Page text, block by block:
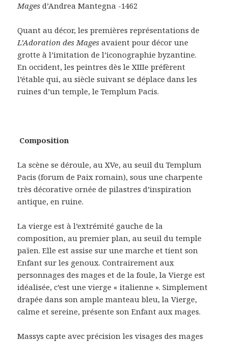
Magesd’Andrea Mantegna -1462
Quant au décor, les premières représentations de
L’Adoration des Magesavaient pour décor une
grotte à l’imitation de l’iconographie byzantine.
En occident, les peintres dès le XIIIe préfèrent
l’étable qui, au siècle suivant se déplace dans les
ruines d’un temple, le Templum Pacis.
Composition
La scène se déroule, au XVe, au seuil du Templum
Pacis (forum de Paix romain), sous une charpente
très décorative ornée de pilastres d’inspiration
antique, en ruine.
La vierge est à l’extrémité gauche de la
composition, au premier plan, au seuil du temple
païen. Elle est assise sur une marche et tient son
Enfant sur les genoux. Contrairement aux
personnages des mages et de la foule, la Vierge est
idéalisée, c’est une vierge « italienne ». Simplement
drapée dans son ample manteau bleu, la Vierge,
calme et sereine, présente son Enfant aux mages.
Massys capte avec précision les visages des mages